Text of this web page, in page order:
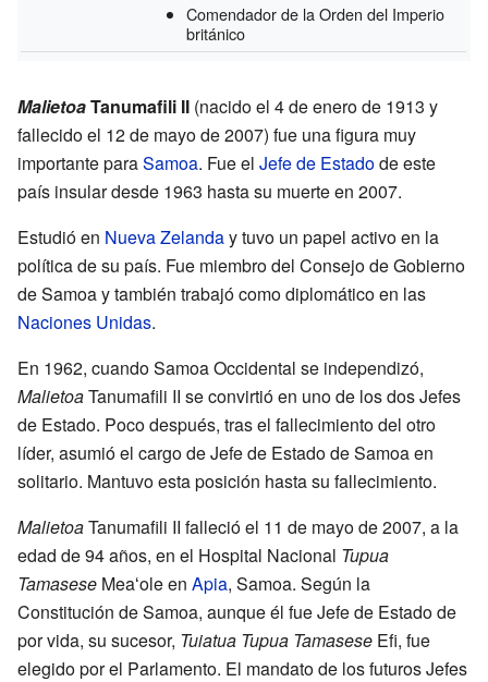
Comendador de la Orden del Imperio
británico
MalietoaTanumafili II (nacido el 4 de enero de 1913 y
fallecido el 12 de mayo de 2007) fue una figura muy
importante paraSamoa. Fue el Jefe de Estadode este
país insular desde 1963 hasta su muerte en 2007.
Estudió en Nueva Zelanday tuvo un papel activo en la
política de su país. Fue miembro del Consejo de Gobierno
de Samoa y también trabajó como diplomático en las
Naciones Unidas.
En 1962, cuando Samoa Occidental se independizó,
MalietoaTanumafili II se convirtió en uno de los dos Jefes
de Estado. Poco después, tras el fallecimiento del otro
líder, asumió el cargo de Jefe de Estado de Samoa en
solitario. Mantuvo esta posición hasta su fallecimiento.
MalietoaTanumafili II falleció el 11 de mayo de 2007, a la
edad de 94 años, en el Hospital Nacional Tupua
Tamasese Meaʻole en Apia, Samoa. Según la
Constitución de Samoa, aunque él fue Jefe de Estado de
por vida, su sucesor, Tuiatua Tupua Tamasese Efi, fue
elegido por el Parlamento. El mandato de los futuros Jefes